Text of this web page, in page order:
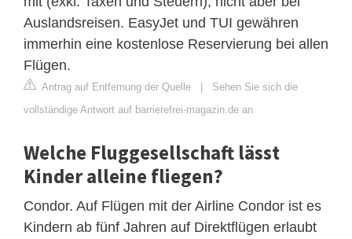
Auslandsreisen. EasyJet und TUI gewähren
immerhin eine kostenlose Reservierung bei allen
Flügen.
Antrag auf Entfernung der Quelle | Sehen Sie sich die
vollständige Antwort auf barrierefrei-magazin.de an
Welche Fluggesellschaft lässt
Kinder alleine fliegen?
Condor. Auf Flügen mit der Airline Condor ist es
Kindern ab fünf Jahren auf Direktflügen erlaubt